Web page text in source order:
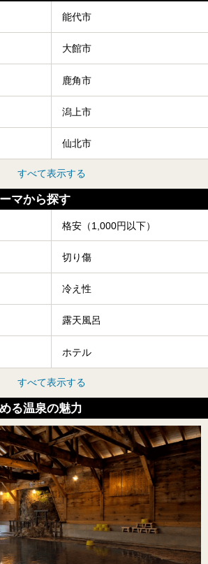
田の夜を照らします。
りを見た後は、秋田の温泉で骨休め。秋田美人を生
能代市
大館市
鹿角市
潟上市
仙北市
すべて表示する
マから探す
格安（1,000円以下）
切り傷
冷え性
露天風呂
ホテル
すべて表示する
る温泉の魅力